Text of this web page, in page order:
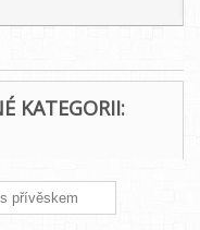
KATEGORII: